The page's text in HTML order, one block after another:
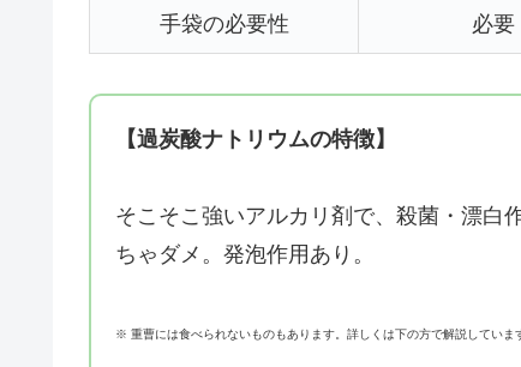
手袋の必要性 必要
【過炭酸ナトリウムの特徴】
そこそこ強いアルカリ剤で、殺菌・漂白
ちゃダメ。発泡作用あり。
※ 重曹には食べられないものもあります。詳しくは下の方で解説していま